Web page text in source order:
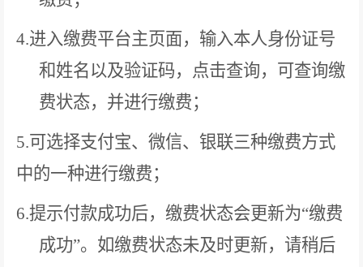
4.进入缴费平台主页面，输入本人身份证号
和姓名以及验证码，点击查询，可查询缴
费状态，并进行缴费；
5.可选择支付宝、微信、银联三种缴费方式
中的一种进行缴费；
6.提示付款成功后，缴费状态会更新为“缴费
成功”。如缴费状态未及时更新，请稍后